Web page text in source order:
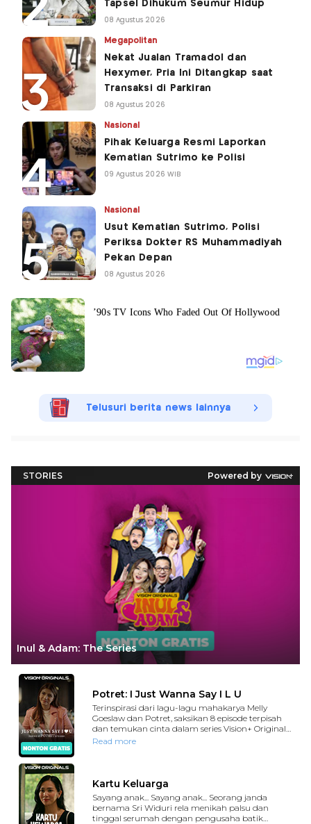
Tapsel Dihukum Seumur Hidup
08 Agustus 2026
Megapolitan
Nekat Jualan Tramadol dan
Hexymer, Pria Ini Ditangkap saat
Transaksi di Parkiran
08 Agustus 2026
Nasional
Pihak Keluarga Resmi Laporkan
Kematian Sutrimo ke Polisi
09 Agustus 2026 WIB
Nasional
Usut Kematian Sutrimo, Polisi
Periksa Dokter RS Muhammadiyah
Pekan Depan
08 Agustus 2026
Telusuri berita news lainnya